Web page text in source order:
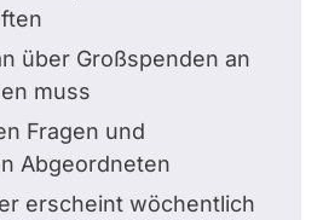
über Großspenden an
muss
Fragen und
Abgeordneten
erscheint wöchentlich